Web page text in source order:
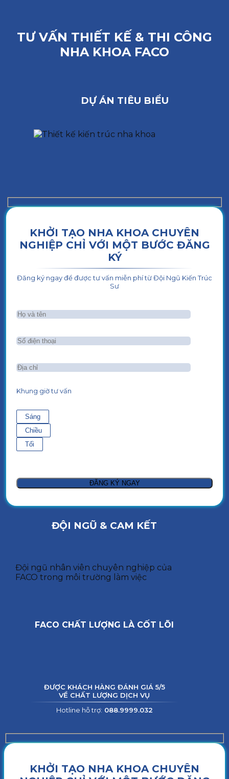
TƯ VẤN THIẾT KẾ & THI CÔNG
NHA KHOA FACO
DỰ ÁN TIÊU BIỂU
KHỞI TẠO NHA KHOA CHUYÊN
NGHIỆP CHỈ VỚI MỘT BƯỚC ĐĂNG
KÝ
Đăng ký ngay để được tư vấn miễn phí từ Đội Ngũ Kiến Trúc
Sư
Khung giờ tư vấn
Sáng
Chiều
Tối
ĐỘI NGŨ & CAM KẾT
Đội ngũ nhân viên chuyên nghiệp của
FACO trong môi trường làm việc
FACO CHẤT LƯỢNG LÀ CỐT LÕI
ĐƯỢC KHÁCH HÀNG ĐÁNH GIÁ 5/5
VỀ CHẤT LƯỢNG DỊCH VỤ
Hotline hỗ trợ: 088.9999.032
KHỞI TẠO NHA KHOA CHUYÊN